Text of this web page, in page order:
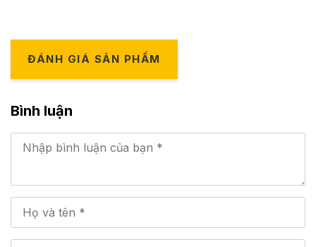
ĐÁNH GIÁ SẢN PHẨM
Bình luận